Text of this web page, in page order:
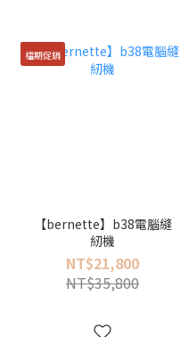
檔期促銷
【bernette】b38電腦縫
紉機
NT$21,800
NT$35,800